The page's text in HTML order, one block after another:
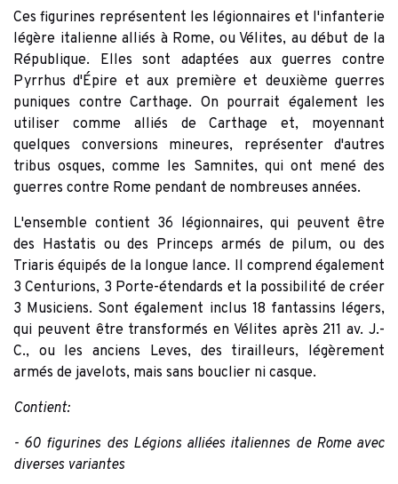
Ces figurines représentent les légionnaires et l'infanterie
légère italienne alliés à Rome, ou Vélites, au début de la
République. Elles sont adaptées aux guerres contre
Pyrrhus d'Épire et aux première et deuxième guerres
puniques contre Carthage. On pourrait également les
utiliser comme alliés de Carthage et, moyennant
quelques conversions mineures, représenter d'autres
tribus osques, comme les Samnites, qui ont mené des
guerres contre Rome pendant de nombreuses années.
L'ensemble contient 36 légionnaires, qui peuvent être
des Hastatis ou des Princeps armés de pilum, ou des
Triaris équipés de la longue lance. Il comprend également
3 Centurions, 3 Porte-étendards et la possibilité de créer
3 Musiciens. Sont également inclus 18 fantassins légers,
qui peuvent être transformés en Vélites après 211 av. J.-
C., ou les anciens Leves, des tirailleurs, légèrement
armés de javelots, mais sans bouclier ni casque.
Contient:
- 60 figurines des Légions alliées italiennes de Rome avec
diverses variantes